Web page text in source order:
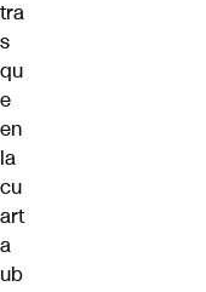
tra
s
qu
e
en
la
cu
art
a
ub